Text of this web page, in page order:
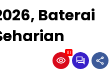
Baterai
111